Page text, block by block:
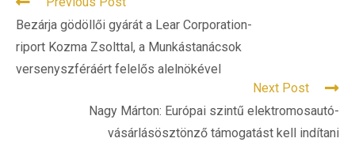
MORE
ARTICLES
Bezárja gödöllői gyárát a Lear Corporation-
riport Kozma Zsolttal, a Munkástanácsok
versenyszféráért felelős alelnökével
Next Post
Nagy Márton: Európai szintű elektromosautó-
vásárlásösztönző támogatást kell indítani